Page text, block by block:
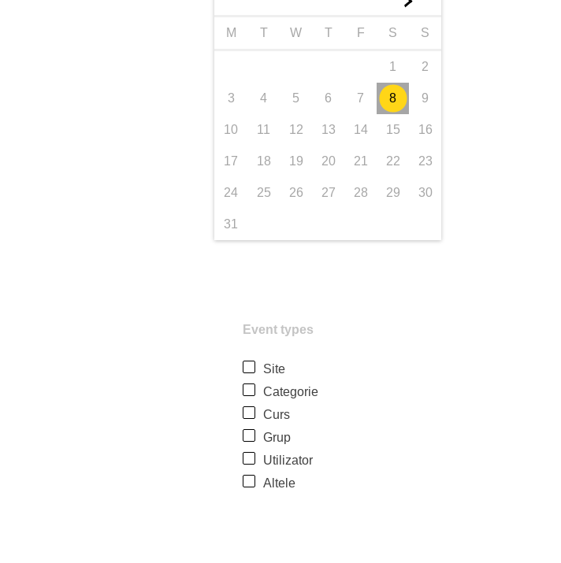
M T W T F S S
1 2
3 4 5 6 7 8 9
10 11 12 13 14 15 16
17 18 19 20 21 22 23
24 25 26 27 28 29 30
31
Event types
Site
Categorie
Curs
Grup
Utilizator
Altele